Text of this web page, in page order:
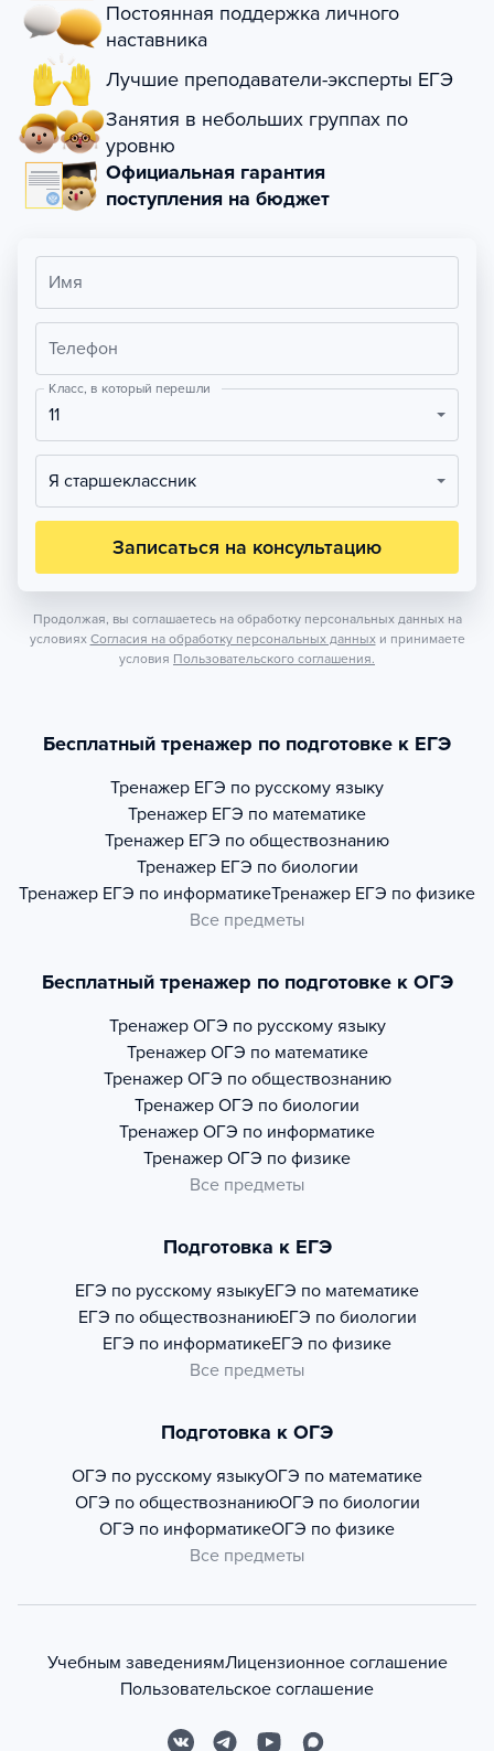
Постоянная поддержка личного
наставника
Лучшие преподаватели-эксперты ЕГЭ
Занятия в небольших группах по
уровню
Официальная гарантия
поступления на бюджет
Имя
Телефон
Класс, в который перешли
11
Я старшеклассник
Записаться на консультацию
Продолжая, вы соглашаетесь на обработку персональных данных на
условиях Согласия на обработку персональных данных и принимаете
условия Пользовательского соглашения.
Бесплатный тренажер по подготовке к ЕГЭ
Тренажер ЕГЭ по русскому языку
Тренажер ЕГЭ по математике
Тренажер ЕГЭ по обществознанию
Тренажер ЕГЭ по биологии
Тренажер ЕГЭ по информатикеТренажер ЕГЭ по физике
Все предметы
Бесплатный тренажер по подготовке к ОГЭ
Тренажер ОГЭ по русскому языку
Тренажер ОГЭ по математике
Тренажер ОГЭ по обществознанию
Тренажер ОГЭ по биологии
Тренажер ОГЭ по информатике
Тренажер ОГЭ по физике
Все предметы
Подготовка к ЕГЭ
ЕГЭ по русскому языкуЕГЭ по математике
ЕГЭ по обществознаниюЕГЭ по биологии
ЕГЭ по информатикеЕГЭ по физике
Все предметы
Подготовка к ОГЭ
ОГЭ по русскому языкуОГЭ по математике
ОГЭ по обществознаниюОГЭ по биологии
ОГЭ по информатикеОГЭ по физике
Все предметы
Учебным заведениямЛицензионное соглашение
Пользовательское соглашение